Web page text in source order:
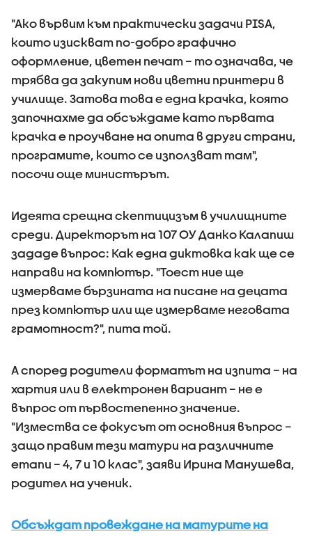
"Ако вървим към практически задачи PISA,
които изискват по-добро графично
оформление, цветен печат – то означава, че
трябва да закупим нови цветни принтери в
училище. Затова това е една крачка, която
започнахме да обсъждаме като първата
крачка е проучване на опита в други страни,
програмите, които се използват там",
посочи още министърът.
Идеята срещна скептицизъм в училищните
среди. Директорът на 107 ОУ Данко Калапиш
зададе въпрос: Как една диктовка как ще се
направи на компютър. "Тоест ние ще
измерваме бързината на писане на децата
през компютър или ще измерваме неговата
грамотност?", пита той.
А според родители форматът на изпита – на
хартия или в електронен вариант – не е
въпрос от първостепенно значение.
"Измества се фокусът от основния въпрос –
защо правим тези матури на различните
етапи – 4, 7 и 10 клас", заяви Ирина Манушева,
родител на ученик.
Обсъждат провеждане на матурите на